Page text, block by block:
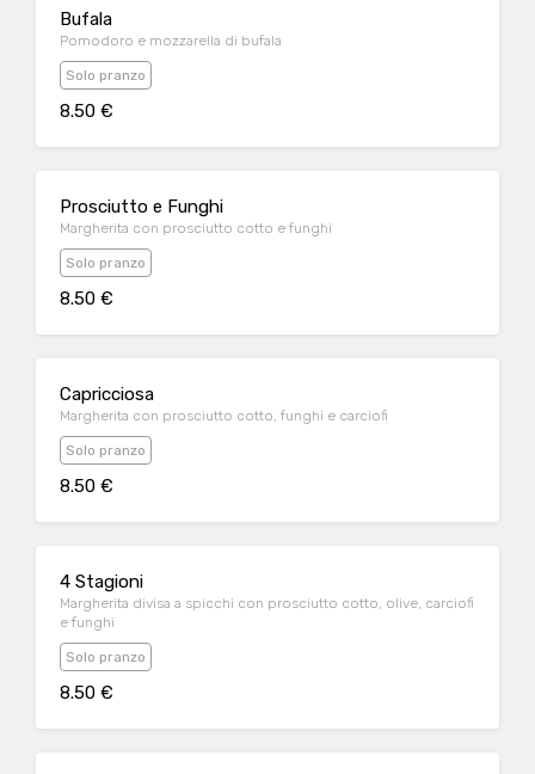
Bufala
Pomodoro e mozzarella di bufala
Solo pranzo
8.50 €
Prosciutto e Funghi
Margherita con prosciutto cotto e funghi
Solo pranzo
8.50 €
Capricciosa
Margherita con prosciutto cotto, funghi e carciofi
Solo pranzo
8.50 €
4 Stagioni
Margherita divisa a spicchi con prosciutto cotto, olive, carciofi
e funghi
Solo pranzo
8.50 €